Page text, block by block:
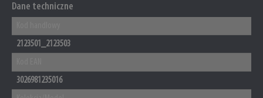
Dane techniczne
2123501_2123503
3026981235016